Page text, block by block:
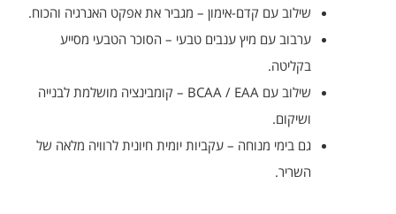
שילוב עם קדם-אימון – מגביר את אפקט האנרגיה והכוח.
ערבוב עם מיץ ענבים טבעי – הסוכר הטבעי מסייע
בקליטה.
שילוב עם BCAA / EAA – קומבינציה מושלמת לבנייה
ושיקום.
גם בימי מנוחה – עקביות יומית חיונית לרוויה מלאה של
השריר.